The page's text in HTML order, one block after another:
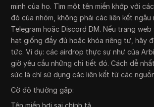
minh của họ. Tìm một tên miền khớp với
đó của nhóm, không phải các liên kết ngẫu
Telegram hoặc Discord DM. Nếu trang
hạt giống đầy đủ hoặc khóa riêng tư, hãy
tức. Ví dụ: các airdrop thực sự như của
giờ yêu cầu những chi tiết đó. Cách dễ
sức là chỉ sử dụng các liên kết từ các
Cờ đỏ thường gặp: